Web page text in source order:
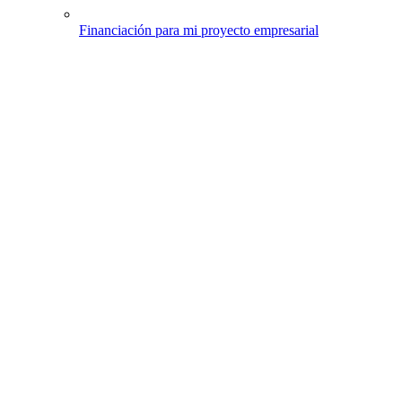
Financiación para mi proyecto empresarial